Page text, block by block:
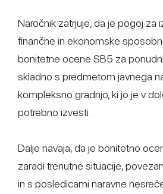
Naročnik zatrjuje, da je pogoj za
finančne in ekonomske
bonitetne ocene SB5 za
skladno s predmetom javnega
kompleksno gradnjo, ki jo je v
potrebno izvesti.
Dalje navaja, da je bonitetno
zaradi trenutne situacije,
in s posledicami naravne